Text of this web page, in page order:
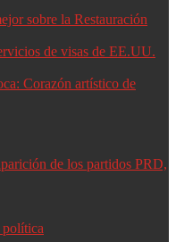
sobre la Restauración
de visas de EE.UU.
Corazón artístico de
de los partidos PRD,
política